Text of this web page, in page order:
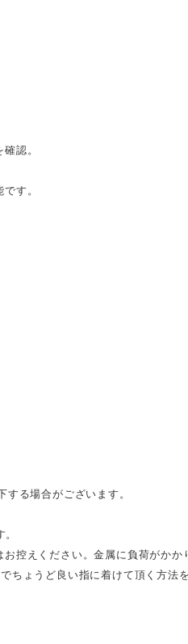
認。
す。
る場合がございます。
控えください。金属に負荷がかか
ちょうど良い指に着けて頂く方法